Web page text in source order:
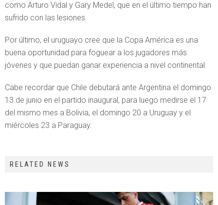
como Arturo Vidal y Gary Medel, que en el último tiempo han
sufrido con las lesiones.
Por último, el uruguayo cree que la Copa América es una
buena oportunidad para foguear a los jugadores más
jóvenes y que puedan ganar experiencia a nivel continental.
Cabe recordar que Chile debutará ante Argentina el domingo
13 de junio en el partido inaugural, para luego medirse el 17
del mismo mes a Bolivia, el domingo 20 a Uruguay y el
miércoles 23 a Paraguay.
RELATED NEWS